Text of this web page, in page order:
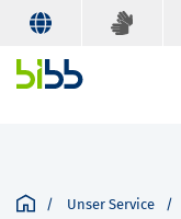
Unser Service